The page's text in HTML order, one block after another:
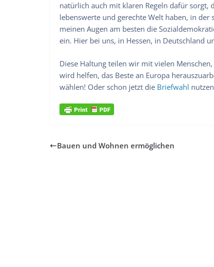
natürlich auch mit klaren Regeln dafür sorgt,
lebenswerte und gerechte Welt haben, in
meinen Augen am besten die
ein. Hier bei uns, in Hessen, in Deutschland
Diese Haltung teilen wir mit vielen
wird helfen, das Beste an Europa
wählen! Oder schon jetzt die Briefwahl
Bauen und Wohnen ermöglichen